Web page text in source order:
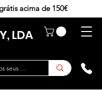
LDA
acima de 150€